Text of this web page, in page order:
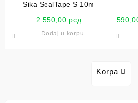
Korpa
Sika SealTape S 10m
2.550,00 рсд
Dodaj u korpu